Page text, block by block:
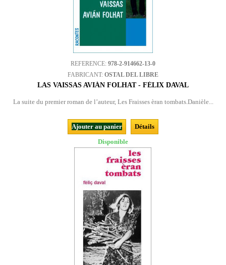
REFERENCE: 978-2-914662-13-0
FABRICANT: OSTAL DEL LIBRE
LAS VAISSAS AVIÁN FOLHAT - FÉLIX DAVAL
La suite du premier roman de l’auteur, Les Fraisses èran tombats.Danièle...
Ajouter au panier
Détails
Disponible